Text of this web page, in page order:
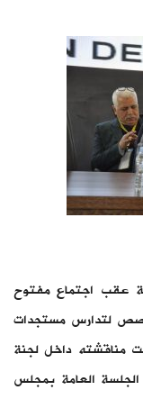
عقب اجتماع مفتوح
بالرباط، خصص لتدارس مستجدات
مناقشته داخل لجنة
العامة بمجلس